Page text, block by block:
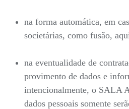
na forma automática, em
societárias, como fusão,
na eventualidade de
provimento de dados e
intencionalmente, o SALA
dados pessoais somente